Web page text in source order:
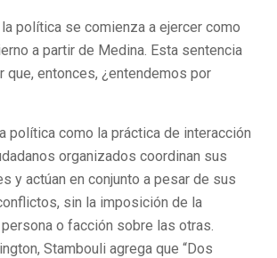
política se comienza a ejercer como
a partir de Medina. Esta sentencia
que, entonces, ¿entendemos por
política como la práctica de interacción
organizados coordinan sus
y actúan en conjunto a pesar de sus
sin la imposición de la
o facción sobre las otras.
Stambouli agrega que “Dos